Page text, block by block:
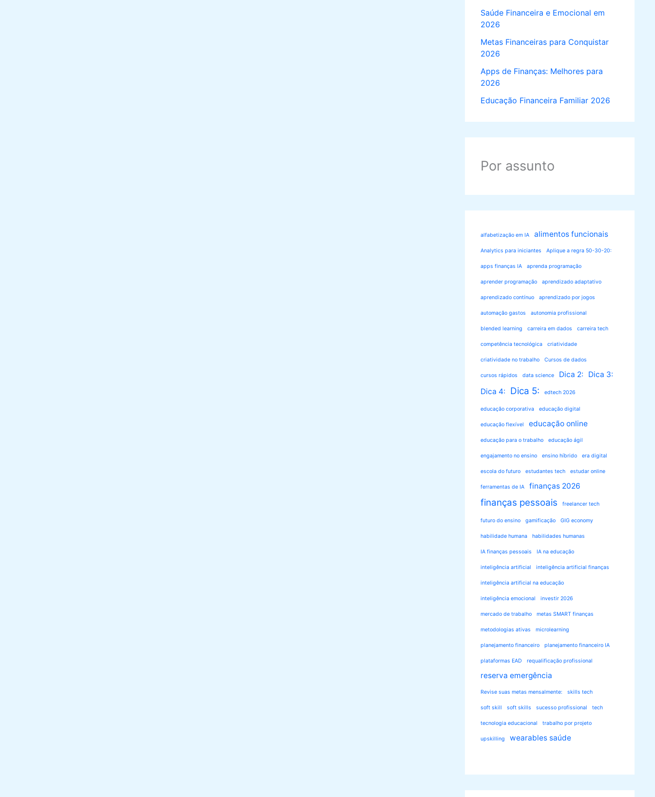
Saúde Financeira e Emocional em
2026
Metas Financeiras para Conquistar
2026
Apps de Finanças: Melhores para
2026
Educação Financeira Familiar 2026
Por assunto
alfabetização em IA alimentos funcionais
Analytics para iniciantes Aplique a regra 50-30-20:
apps finanças IA aprenda programação
aprender programação aprendizado adaptativo
aprendizado contínuo aprendizado por jogos
automação gastos autonomia profissional
blended learning carreira em dados carreira tech
competência tecnológica criatividade
criatividade no trabalho Cursos de dados
cursos rápidos data science Dica 2:
Dica 3:
Dica 4:
Dica 5: edtech 2026
educação corporativa educação digital
educação flexível educação online
educação para o trabalho educação ágil
engajamento no ensino ensino híbrido era digital
escola do futuro estudantes tech estudar online
ferramentas de IA finanças 2026
finanças pessoais freelancer tech
futuro do ensino gamificação GIG economy
habilidade humana habilidades humanas
IA finanças pessoais IA na educação
inteligência artificial inteligência artificial finanças
inteligência artificial na educação
inteligência emocional investir 2026
mercado de trabalho metas SMART finanças
metodologias ativas microlearning
planejamento financeiro planejamento financeiro IA
plataformas EAD requalificação profissional
reserva emergência
Revise suas metas mensalmente: skills tech
soft skill soft skills sucesso profissional tech
tecnologia educacional trabalho por projeto
upskilling wearables saúde